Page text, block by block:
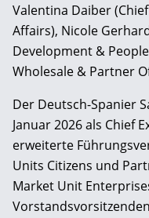
Valentina Daiber
Affairs), Nicole
Development &
Wholesale & Partner
Der Deutsch-Spanier
Januar 2026 als Chief
erweiterte
Units Citizens und
Market Unit